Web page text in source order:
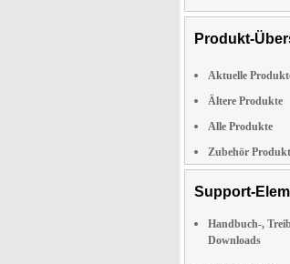
Produkt-
Aktuelle
Ältere Produkte
Alle Produkte
Zubehör
Support-
Handbuch-,
Downloads